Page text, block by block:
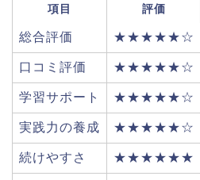
項目 評価
総合評価 ★★★★★☆
口コミ評価 ★★★★★☆
学習サポート ★★★★★☆
実践力の養成 ★★★★★☆
続けやすさ ★★★★★★